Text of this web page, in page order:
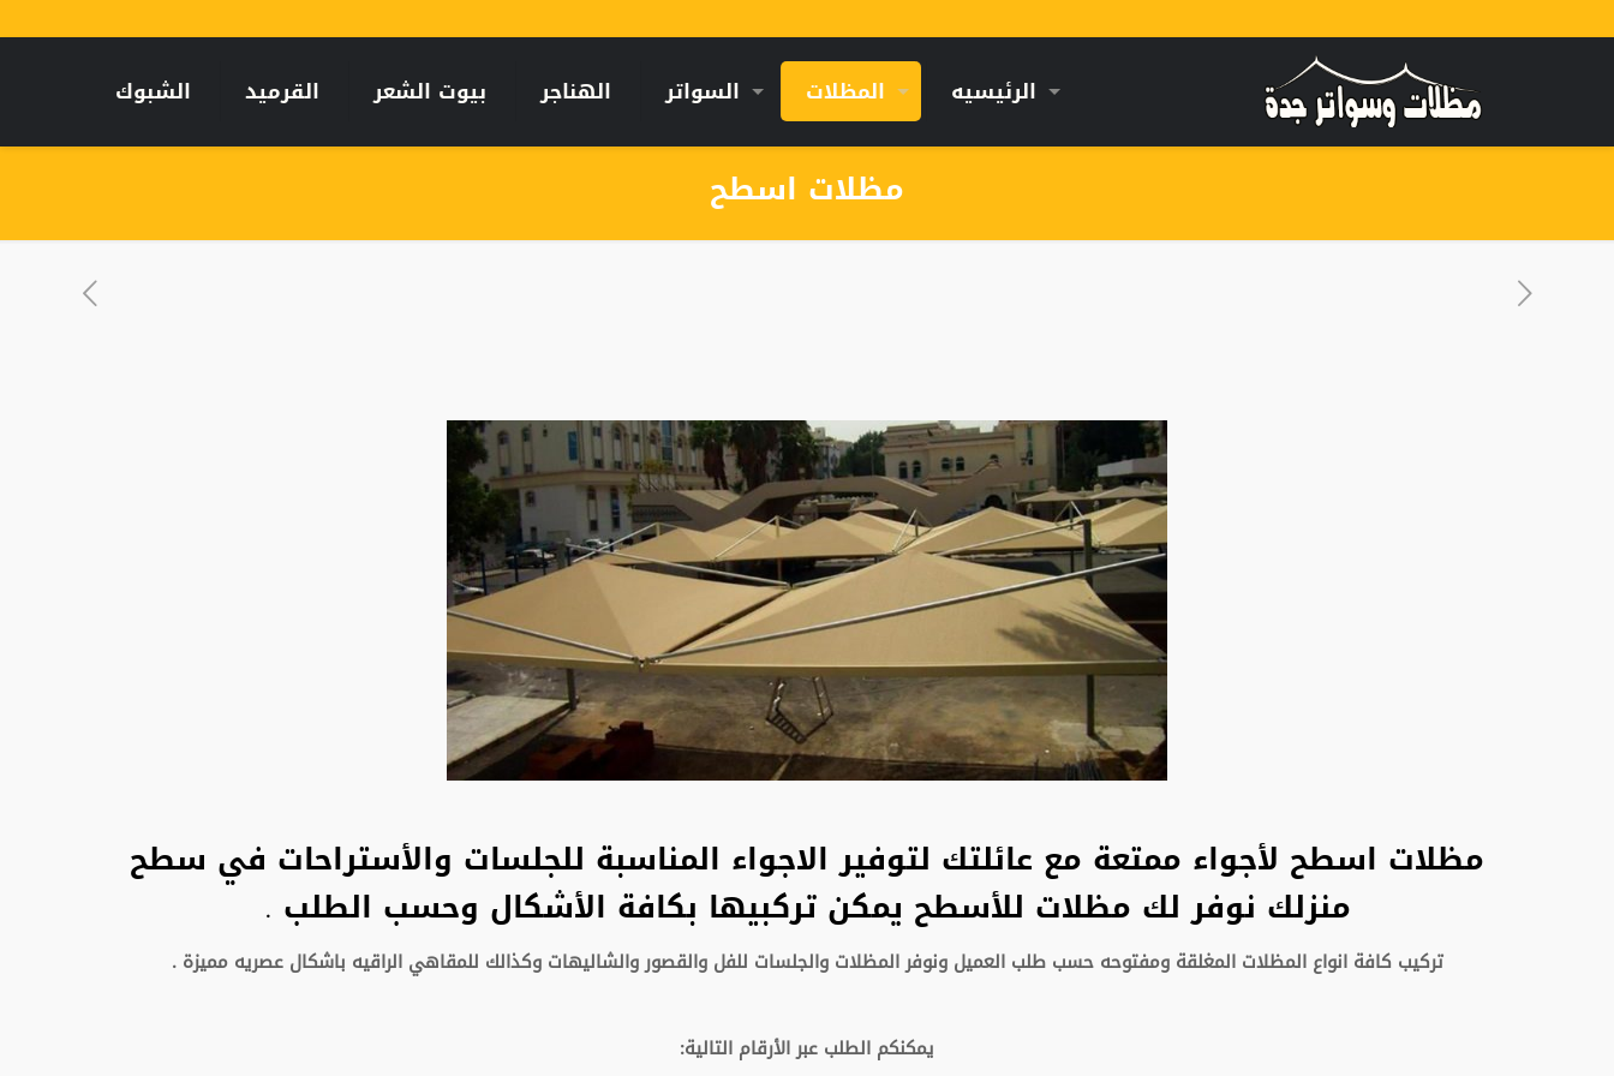
الرئيسيه المظلات السواتر الهناجر بيوت الشعر القرميد الشبوك
مظلات اسطح
مظلات اسطح لأجواء ممتعة مع عائلتك لتوفير الاجواء المناسبة للجلسات والأستراحات في سطح
منزلك نوفر لك مظلات للأسطح يمكن تركبيها بكافة الأشكال وحسب الطلب .
تركيب كافة انواع المظلات المغلقةومفتوحه حسب طلب العميل ونوفرالمظلات والجلسات للفل والقصور والشاليهاتوكذالك للمقاهي الراقيه باشكال عصريه مميزة .
يمكنكم الطلب عبر الأرقام التالية: